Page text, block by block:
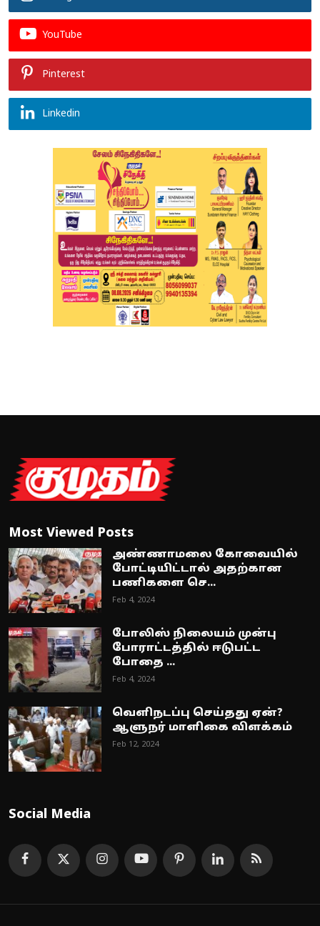
YouTube
Pinterest
Linkedin
Most Viewed Posts
அண்ணாமலை கோவையில்
போட்டியிட்டால் அதற்கான
பணிகளை செ...
Feb 4, 2024
போலிஸ் நிலையம் முன்பு
போராட்டத்தில் ஈடுபட்ட
போதை ...
Feb 4, 2024
வெளிநடப்பு செய்தது ஏன்?
ஆளுநர் மாளிகை விளக்கம்
Feb 12, 2024
Social Media